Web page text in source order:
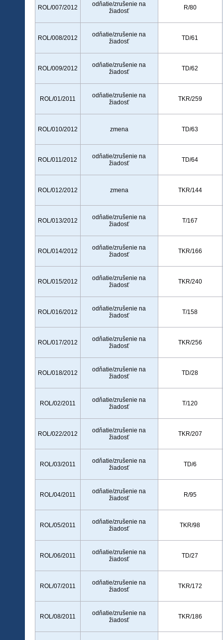
ROL/007/2012
odňatie/zrušenie na
žiadosť
R/80
ROL/008/2012
odňatie/zrušenie na
žiadosť
TD/61
ROL/009/2012
odňatie/zrušenie na
žiadosť
TD/62
ROL/01/2011
odňatie/zrušenie na
žiadosť
TKR/259
ROL/010/2012 zmena TD/63
ROL/011/2012
odňatie/zrušenie na
žiadosť
TD/64
ROL/012/2012 zmena TKR/144
ROL/013/2012
odňatie/zrušenie na
žiadosť
T/167
ROL/014/2012
odňatie/zrušenie na
žiadosť
TKR/166
ROL/015/2012
odňatie/zrušenie na
žiadosť
TKR/240
ROL/016/2012
odňatie/zrušenie na
žiadosť
T/158
ROL/017/2012
odňatie/zrušenie na
žiadosť
TKR/256
ROL/018/2012
odňatie/zrušenie na
žiadosť
TD/28
ROL/02/2011
odňatie/zrušenie na
žiadosť
T/120
ROL/022/2012
odňatie/zrušenie na
žiadosť
TKR/207
ROL/03/2011
odňatie/zrušenie na
žiadosť
TD/6
ROL/04/2011
odňatie/zrušenie na
žiadosť
R/95
ROL/05/2011
odňatie/zrušenie na
žiadosť
TKR/98
ROL/06/2011
odňatie/zrušenie na
žiadosť
TD/27
ROL/07/2011
odňatie/zrušenie na
žiadosť
TKR/172
ROL/08/2011
odňatie/zrušenie na
žiadosť
TKR/186